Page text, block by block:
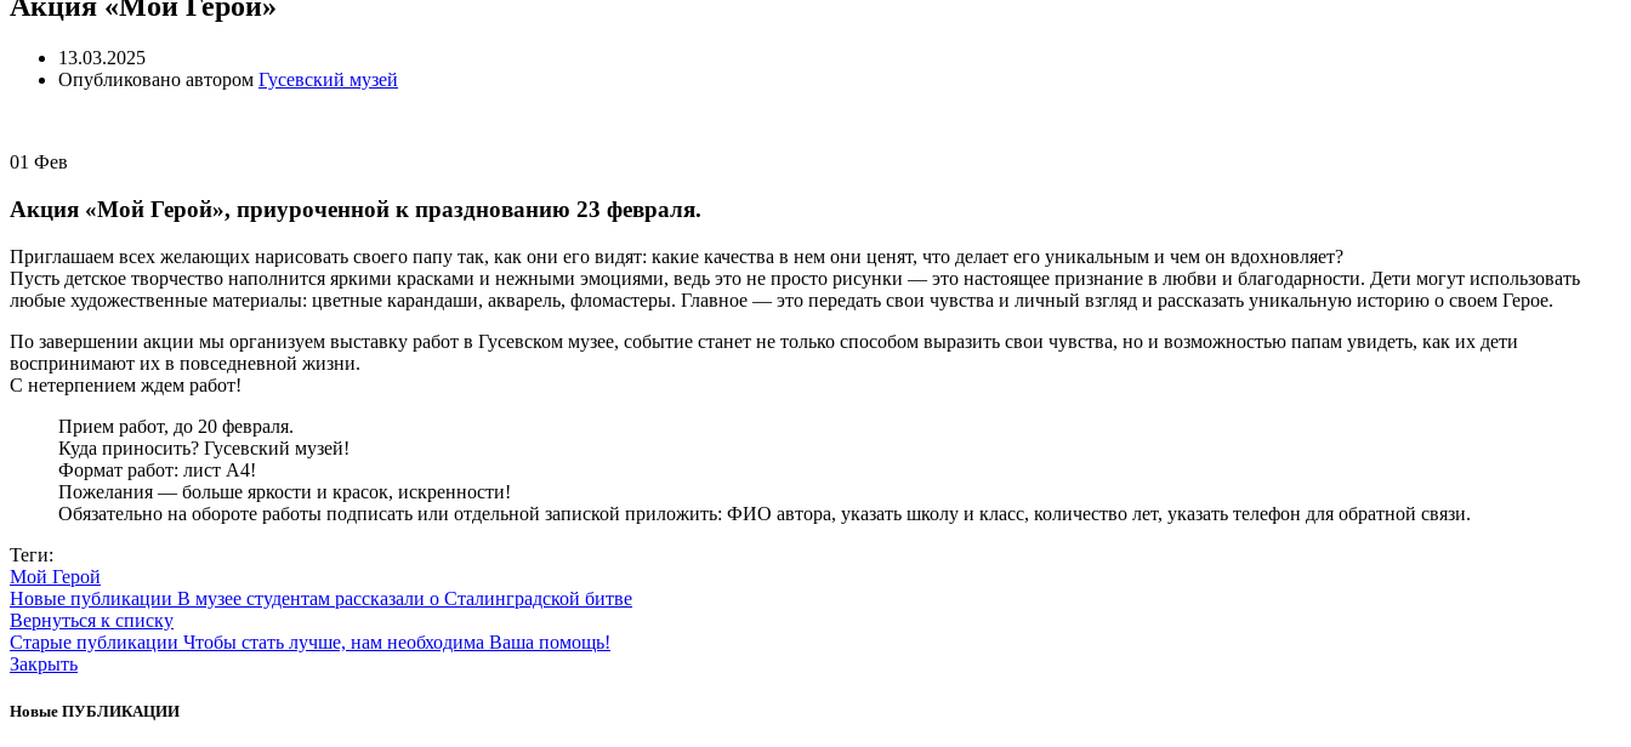
Акция «Мой Герой»
13.03.2025
Опубликовано автором Гусевский музей
01 Фев
Акция «Мой Герой», приуроченной к празднованию 23 февраля.
Приглашаем всех желающих нарисовать своего папу так, как они его видят: какие качества в нем они ценят, что делает его уникальным и чем он вдохновляет?
Пусть детское творчество наполнится яркими красками и нежными эмоциями, ведь это не просто рисунки — это настоящее признание в любви и благодарности. Дети могут использовать
любые художественные материалы: цветные карандаши, акварель, фломастеры. Главное — это передать свои чувства и личный взгляд и рассказать уникальную историю о своем Герое.
По завершении акции мы организуем выставку работ в Гусевском музее, событие станет не только способом выразить свои чувства, но и возможностью папам увидеть, как их дети
воспринимают их в повседневной жизни.
С нетерпением ждем работ!
Прием работ, до 20 февраля.
Куда приносить? Гусевский музей!
Формат работ: лист А4!
Пожелания — больше яркости и красок, искренности!
Обязательно на обороте работы подписать или отдельной запиской приложить: ФИО автора, указать школу и класс, количество лет, указать телефон для обратной связи.
Теги:
Мой Герой
Новые публикации В музее студентам рассказали о Сталинградской битве
Вернуться к списку
Старые публикации Чтобы стать лучше, нам необходима Ваша помощь!
Закрыть
Новые ПУБЛИКАЦИИ